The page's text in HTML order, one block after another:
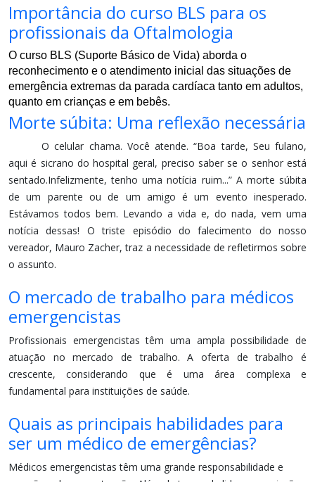
Importância do curso BLS para os
profissionais da Oftalmologia
O curso BLS (Suporte Básico de Vida) aborda o
reconhecimento e o atendimento inicial das situações de
emergência extremas da parada cardíaca tanto em adultos,
quanto em crianças e em bebês.
Morte súbita: Uma reflexão necessária
O celular chama. Você atende. “Boa tarde, Seu fulano,
aqui é sicrano do hospital geral, preciso saber se o senhor está
sentado.Infelizmente, tenho uma notícia ruim...” A morte súbita
de um parente ou de um amigo é um evento inesperado.
Estávamos todos bem. Levando a vida e, do nada, vem uma
notícia dessas! O triste episódio do falecimento do nosso
vereador, Mauro Zacher, traz a necessidade de refletirmos sobre
o assunto.
O mercado de trabalho para médicos
emergencistas
Profissionais emergencistas têm uma ampla possibilidade de
atuação no mercado de trabalho. A oferta de trabalho é
crescente, considerando que é uma área complexa e
fundamental para instituições de saúde.
Quais as principais habilidades para
ser um médico de emergências?
Médicos emergencistas têm uma grande responsabilidade e